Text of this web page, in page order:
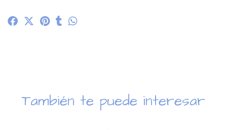
También te puede interesar